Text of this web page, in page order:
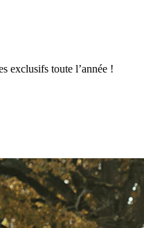
exclusifs toute l’année !